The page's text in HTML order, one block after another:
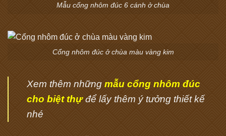
Mẫu cổng nhôm đúc 6 cánh ở chùa
Cổng nhôm đúc ở chùa màu vàng kim
Xem thêm những mẫu cổng nhôm đúc
cho biệt thựđể lấy thêm ý tưởng thiết kế
nhé